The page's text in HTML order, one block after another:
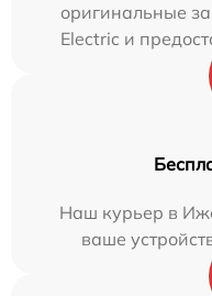
оригинальные
Electric и
Наш курьер в
ваше